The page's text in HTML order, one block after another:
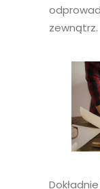
zewnątrz.